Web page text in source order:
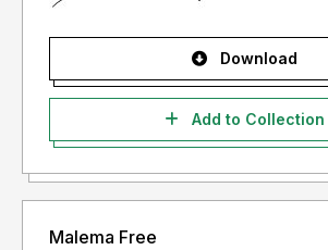
Download
Add to Collection
Malema Free